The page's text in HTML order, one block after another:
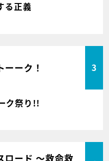
る正義
ーーク！ 3
ク祭り!!
ロード ～救命救